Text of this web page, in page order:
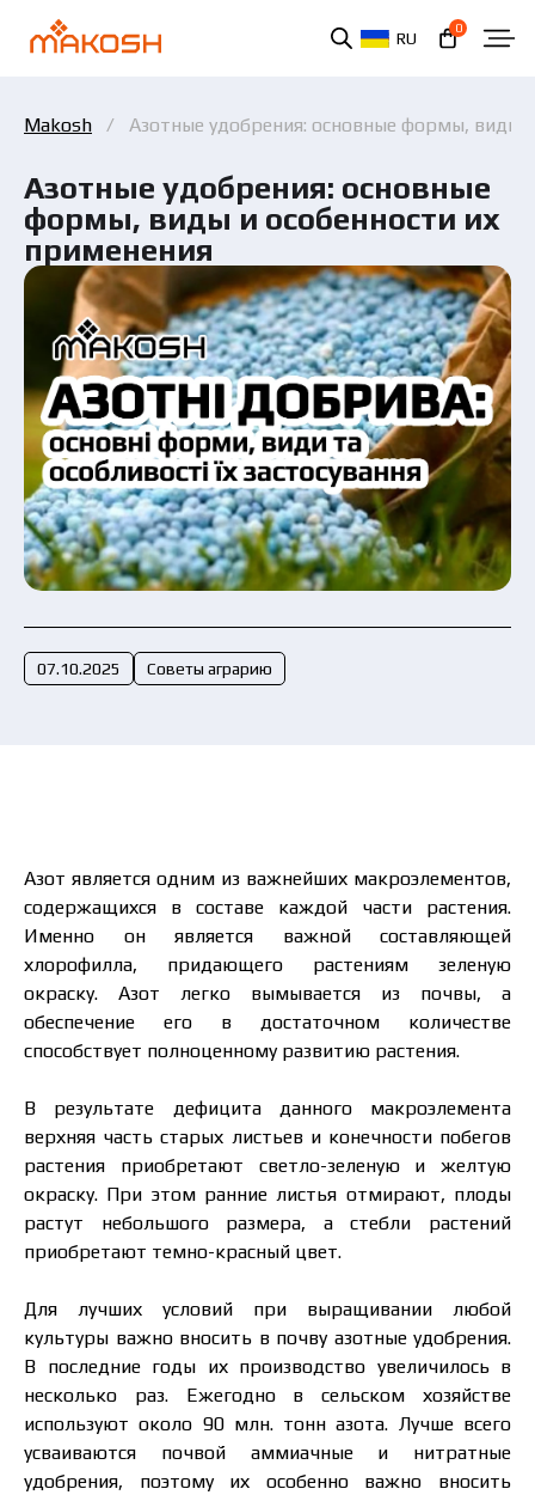
RU
0
Makosh Азотные удобрения: основные формы, виды
Азотные удобрения: основные
формы, виды и особенности их
применения
07.10.2025 Советы аграрию
Азот является одним из важнейших макроэлементов,
содержащихся в составе каждой части растения.
Именно он является важной составляющей
хлорофилла, придающего растениям зеленую
окраску. Азот легко вымывается из почвы, а
обеспечение его в достаточном количестве
способствует полноценному развитию растения.
В результате дефицита данного макроэлемента
верхняя часть старых листьев и конечности побегов
растения приобретают светло-зеленую и желтую
окраску. При этом ранние листья отмирают, плоды
растут небольшого размера, а стебли растений
приобретают темно-красный цвет.
Для лучших условий при выращивании любой
культуры важно вносить в почву азотные удобрения.
В последние годы их производство увеличилось в
несколько раз. Ежегодно в сельском хозяйстве
используют около 90 млн. тонн азота. Лучше всего
усваиваются почвой аммиачные и нитратные
удобрения, поэтому их особенно важно вносить
Вы ознакомились и соглашаетесь с политикой
защиты персональных данных.
Отправить заявку сейчас